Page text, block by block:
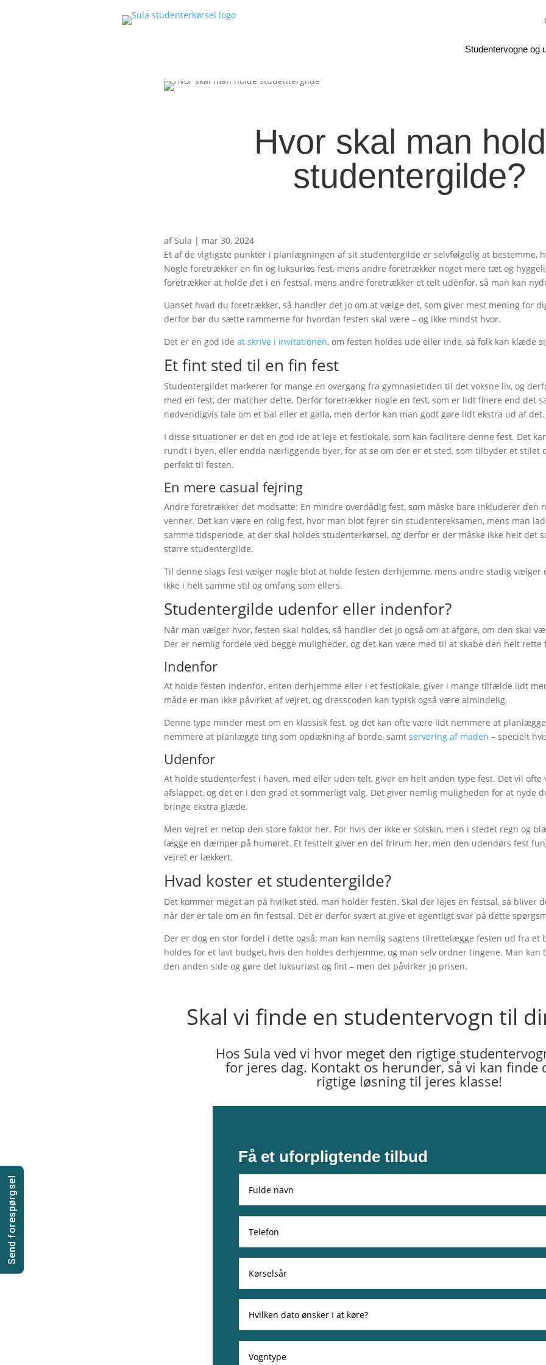
Studentervogne og
Hvor skal man
studentergilde?
afSula | mar 30, 2024
Et af de vigtigste punkter i planlægningen af sit studentergilde er selvfølgelig at bestemme,
Nogle foretrækker en fin og luksuriøs fest, mens andre foretrækker noget mere tæt og
foretrækker at holde det i en festsal, mens andre foretrækker et telt udenfor, så man kan
Uanset hvad du foretrækker, så handler det jo om at vælge det, som giver mest mening for
derfor bør du sætte rammerne for hvordan festen skal være – og ikke mindst hvor.
Det er en god ide at skrive i invitationen, om festen holdes ude eller inde, så folk kan klæde
Et fint sted til en fin fest
Studentergildet markerer for mange en overgang fra gymnasietiden til det voksne liv, og
med en fest, der matcher dette. Derfor foretrækker nogle en fest, som er lidt finere end det
nødvendigvis tale om et bal eller et galla, men derfor kan man godt gøre lidt ekstra ud af det.
I disse situationer er det en god ide at leje et festlokale, som kan facilitere denne fest. Det
rundt i byen, eller endda nærliggende byer, for at se om der er et sted, som tilbyder et stilet
perfekt til festen.
En mere casual fejring
Andre foretrækker det modsatte: En mindre overdådig fest, som måske bare inkluderer den
venner. Det kan være en rolig fest, hvor man blot fejrer sin studentereksamen, mens man
samme tidsperiode, at der skal holdes studenterkørsel, og derfor er der måske ikke helt det
større studentergilde.
Til denne slags fest vælger nogle blot at holde festen derhjemme, mens andre stadig vælger
ikke i helt samme stil og omfang som ellers.
Studentergilde udenfor eller indenfor?
Når man vælger hvor, festen skal holdes, så handler det jo også om at afgøre, om den skal
Der er nemlig fordele ved begge muligheder, og det kan være med til at skabe den helt rette
Indenfor
At holde festen indenfor, enten derhjemme eller i et festlokale, giver i mange tilfælde lidt
måde er man ikke påvirket af vejret, og dresscoden kan typisk også være almindelig.
Denne type minder mest om en klassisk fest, og det kan ofte være lidt nemmere at
nemmere at planlægge ting som opdækning af borde, samt servering af maden – specielt
Udenfor
At holde studenterfest i haven, med eller uden telt, giver en helt anden type fest. Det vil
afslappet, og det er i den grad et sommerligt valg. Det giver nemlig muligheden for at nyde
bringe ekstra glæde.
Men vejret er netop den store faktor her. For hvis der ikke er solskin, men i stedet regn og
lægge en dæmper på humøret. Et festtelt giver en del frirum her, men den udendørs fest
vejret er lækkert.
Hvad koster et studentergilde?
Det kommer meget an på hvilket sted, man holder festen. Skal der lejes en festsal, så bliver
når der er tale om en fin festsal. Det er derfor svært at give et egentligt svar på dette
Der er dog en stor fordel i dette også; man kan nemlig sagtens tilrettelægge festen ud fra et
holdes for et lavt budget, hvis den holdes derhjemme, og man selv ordner tingene. Man
den anden side og gøre det luksuriøst og fint – men det påvirker jo prisen.
Skal vi finde en studentervogn til
Hos Sula ved vi hvor meget den rigtige
for jeres dag. Kontakt os herunder, så vi kan finde
rigtige løsning til jeres klasse!
Få et uforpligtende tilbud
Send forespørgsel